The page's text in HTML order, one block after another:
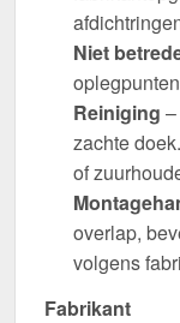
Niet
Reiniging
zachte
of
overlap,
volgens
Fabrikant